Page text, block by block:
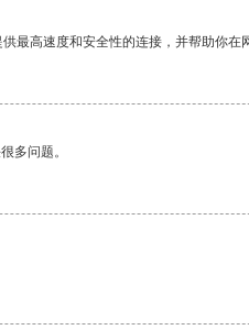
最高速度和安全性的连接，并帮助你在
多问题。